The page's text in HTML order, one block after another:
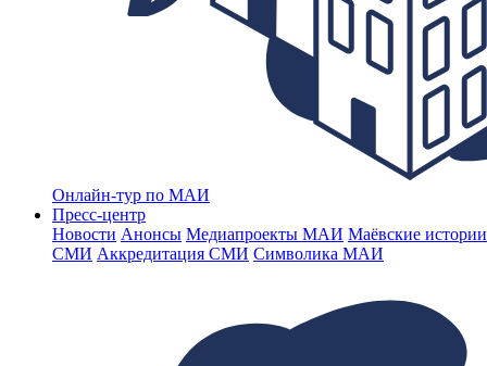
Онлайн-тур по МАИ
Пресс-центр
Новости Анонсы Медиапроекты МАИ Маёвские
СМИ Аккредитация СМИ Символика МАИ